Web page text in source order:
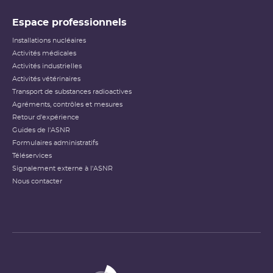
Espace professionnels
Installations nucléaires
Activités médicales
Activités industrielles
Activités vétérinaires
Transport de substances radioactives
Agréments, contrôles et mesures
Retour d'expérience
Guides de l'ASNR
Formulaires administratifs
Téléservices
Signalement externe à l'ASNR
Nous contacter